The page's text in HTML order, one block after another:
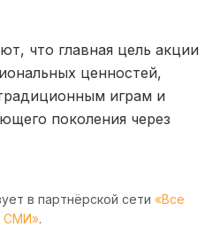
что главная цель акции
ценностей,
играм и
поколения через
в партнёрской сети «Все
СМИ».